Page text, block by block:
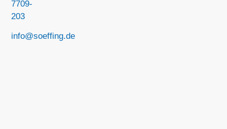
7709-
203
info@soeffing.de